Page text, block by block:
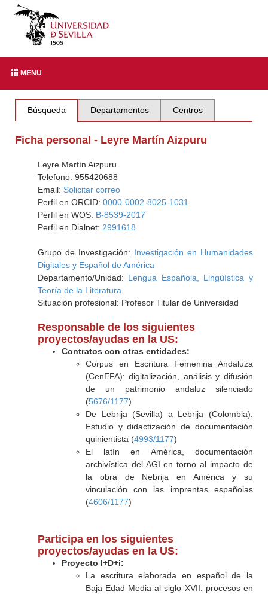
MENU
Búsqueda Departamentos Centros
Ficha personal - Leyre Martín Aizpuru
Leyre Martín Aizpuru
Telefono: 955420688
Email: Solicitar correo
Perfil en ORCID: 0000-0002-8025-1031
Perfil en WOS: B-8539-2017
Perfil en Dialnet: 2991618
Grupo de Investigación: Investigación en Humanidades
Digitales y Español de América
Departamento/Unidad: Lengua Española, Lingüística y
Teoría de la Literatura
Situación profesional: Profesor Titular de Universidad
Responsable de los siguientes
proyectos/ayudas en la US:
Contratos con otras entidades:
Corpus en Escritura Femenina Andaluza
(CenEFA): digitalización, análisis y difusión
de un patrimonio andaluz silenciado
(5676/1177)
De Lebrija (Sevilla) a Lebrija (Colombia):
Estudio y didactización de documentación
quinientista (4993/1177)
El latín en América, documentación
archivística del AGI en torno al impacto de
la obra de Nebrija en América y su
vinculación con las imprentas españolas
(4606/1177)
Participa en los siguientes
proyectos/ayudas en la US:
Proyecto I+D+i:
La escritura elaborada en español de la
Baja Edad Media al siglo XVII: procesos en